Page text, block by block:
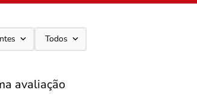
Todos
avaliação